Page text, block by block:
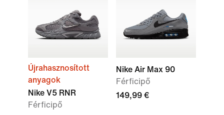
Újrahasznosított
anyagok
Nike V5 RNR
Férficipő
Nike Air Max 90
Férficipő
149,99 €